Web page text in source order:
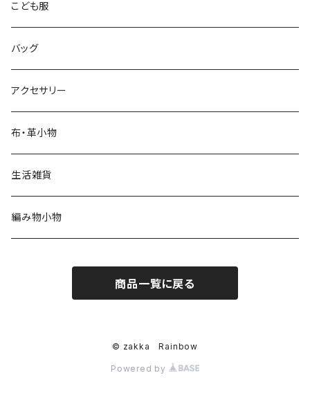
こども服
バッグ
アクセサリー
布・革小物
生活雑貨
編み物小物
商品一覧に戻る
© zakka Rainbow
Powered by